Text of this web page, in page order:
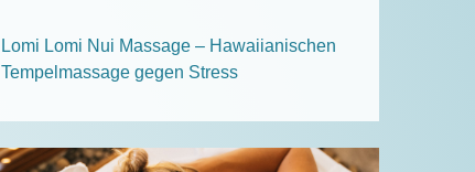
Lomi Lomi Nui Massage – Hawaiianischen
Tempelmassage gegen Stress